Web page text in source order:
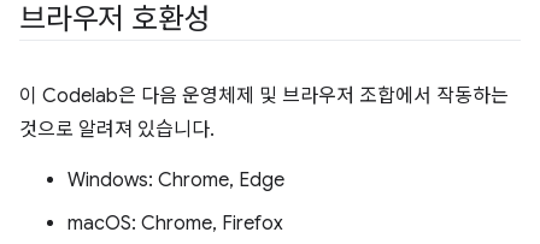
브라우저 호환성
이 Codelab은 다음 운영체제 및 브라우저 조합에서 작동하는
것으로 알려져 있습니다.
Windows: Chrome, Edge
macOS: Chrome, Firefox